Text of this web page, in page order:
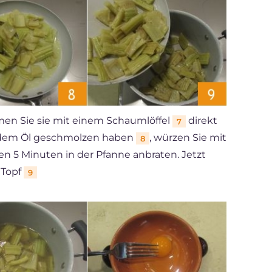
Sie sie mit einem Schaumlöffel 7
direkt
Öl geschmolzen haben
8 , würzen Sie mit
5 Minuten in der Pfanne anbraten. Jetzt
9